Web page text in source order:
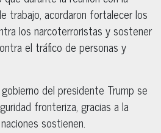
trabajo, acordaron fortalecer los
los narcoterroristas y sostener
el tráfico de personas y
del presidente Trump se
fronteriza, gracias a la
sostienen.